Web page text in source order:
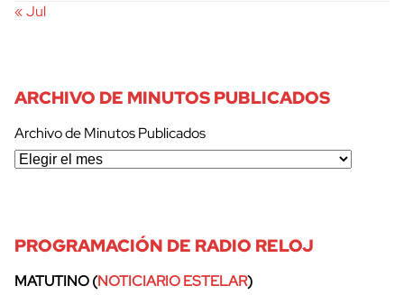
« Jul
ARCHIVO DE MINUTOS PUBLICADOS
Archivo de Minutos Publicados
PROGRAMACIÓN DE RADIO RELOJ
MATUTINO (NOTICIARIO ESTELAR)